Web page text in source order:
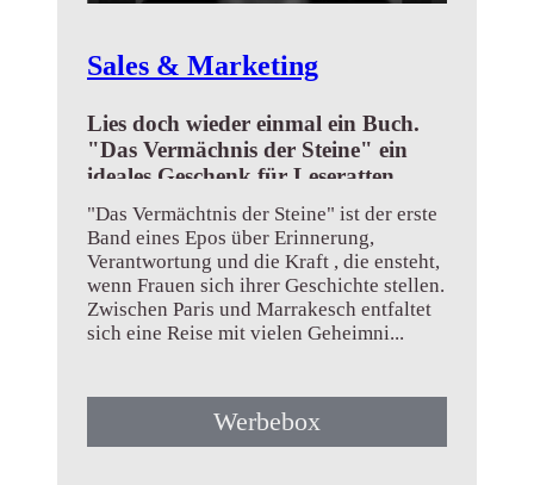
Sales & Marketing
Lies doch wieder einmal ein Buch.
"Das Vermächnis der Steine" ein
ideales Geschenk für Leseratten.
"Das Vermächtnis der Steine" ist der erste
Band eines Epos über Erinnerung,
Verantwortung und die Kraft , die ensteht,
wenn Frauen sich ihrer Geschichte stellen.
Zwischen Paris und Marrakesch entfaltet
sich eine Reise mit vielen Geheimni...
➤ Mehr erfahren
Werbebox